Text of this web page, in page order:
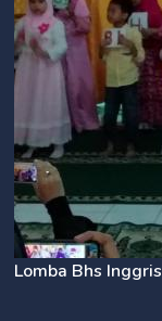
Lomba Bhs Inggris